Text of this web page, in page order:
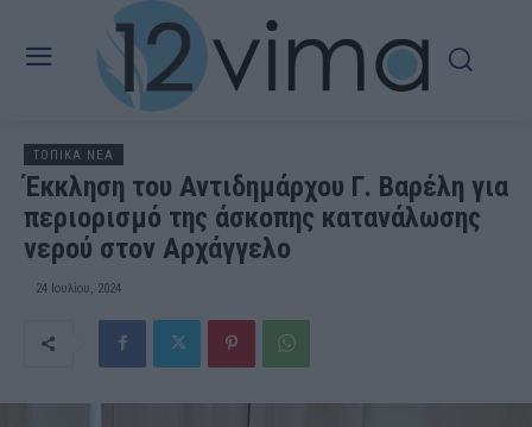
ΤΟΠΙΚΑ ΝΕΑ
Έκκληση του Αντιδημάρχου Γ. Βαρέλη για
περιορισμό της άσκοπης κατανάλωσης
νερού στον Αρχάγγελο
24 Ιουλίου, 2024